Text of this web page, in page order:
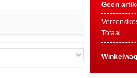
Geen
Totaal